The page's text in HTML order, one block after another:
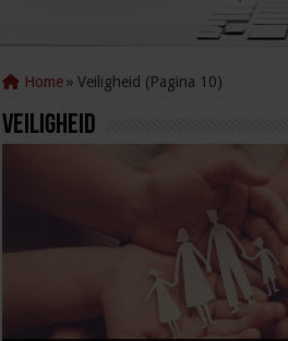
Home » Veiligheid (Pagina 10)
Veiligheid